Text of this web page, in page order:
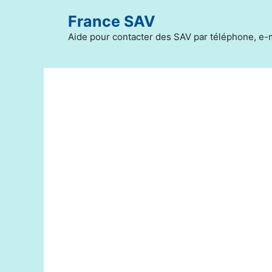
France SAV
Aide pour contacter des SAV par téléphone,